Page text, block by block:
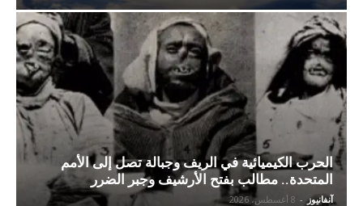
الحرب الكيميائية في الريف وجبالة تصل إلى الأمم
المتحدة.. مطالب بفتح الأرشيف وجبر الضرر
آنفانيوز - 8 أغسطس، 2026